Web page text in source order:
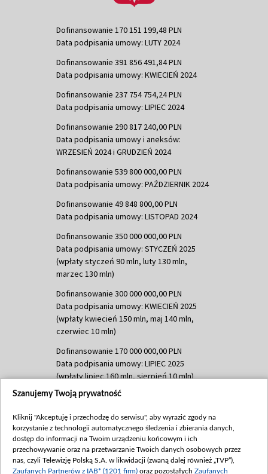
Dofinansowanie 170 151 199,48 PLN
Data podpisania umowy: LUTY 2024
Dofinansowanie 391 856 491,84 PLN
Data podpisania umowy: KWIECIEŃ 2024
Dofinansowanie 237 754 754,24 PLN
Data podpisania umowy: LIPIEC 2024
Dofinansowanie 290 817 240,00 PLN
Data podpisania umowy i aneksów:
WRZESIEŃ 2024 i GRUDZIEŃ 2024
Dofinansowanie 539 800 000,00 PLN
Data podpisania umowy: PAŹDZIERNIK 2024
Dofinansowanie 49 848 800,00 PLN
Data podpisania umowy: LISTOPAD 2024
Dofinansowanie 350 000 000,00 PLN
Data podpisania umowy: STYCZEŃ 2025
(wpłaty styczeń 90 mln, luty 130 mln,
marzec 130 mln)
Dofinansowanie 300 000 000,00 PLN
Data podpisania umowy: KWIECIEŃ 2025
(wpłaty kwiecień 150 mln, maj 140 mln,
czerwiec 10 mln)
Dofinansowanie 170 000 000,00 PLN
Data podpisania umowy: LIPIEC 2025
(wpłaty lipiec 160 mln, sierpień 10 mln)
Dofinansowanie 60 000 000,00 PLN
(wpłata wrzesień 60 mln)
Dofinansowanie 635 783 051,21 PLN
Data podpisania umowy: WRZESIEŃ 2025
(wpłata wrzesień 100 mln, październik 350
Szanujemy Twoją prywatność
Kliknij "Akceptuję i przechodzę do serwisu", aby wyrazić zgody na
korzystanie z technologii automatycznego śledzenia i zbierania danych,
dostęp do informacji na Twoim urządzeniu końcowym i ich
przechowywanie oraz na przetwarzanie Twoich danych osobowych przez
nas, czyli Telewizję Polską S.A. w likwidacji (zwaną dalej również „TVP”),
Zaufanych Partnerów z IAB* (1201 firm) oraz pozostałych Zaufanych